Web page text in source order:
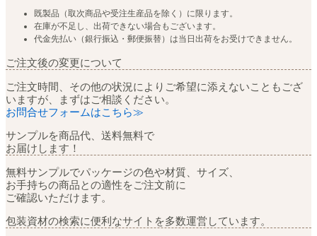
既製品（取次商品や受注生産品を除く）に限ります。
在庫が不足し、出荷できない場合もございます。
代金先払い（銀行振込・郵便振替）は当日出荷をお受けできません。
ご注文後の変更について
ご注文時間、その他の状況によりご希望に添えないこともござ
いますが、まずはご相談ください。
お問合せフォームはこちら≫
サンプルを商品代、送料無料で
お届けします！
無料サンプルでパッケージの色や材質、サイズ、
お手持ちの商品との適性をご注文前に
ご確認いただけます。
包装資材の検索に便利なサイトを多数運営しています。